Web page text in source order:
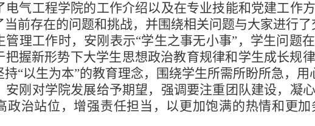
电气工程学院的工作介绍以及在专业技能和党建工作
前存在的问题和挑战，并围绕相关问题与大家进行了
管理工作时，安刚表示“学生之事无小事”，学生问题
把握新形势下大学生思想政治教育规律和学生成长规
“以生为本”的教育理念，围绕学生所需所盼所急，用
安刚对学院发展给予期望，强调要注重团队建设，凝
政治站位，增强责任担当，以更加饱满的热情和更